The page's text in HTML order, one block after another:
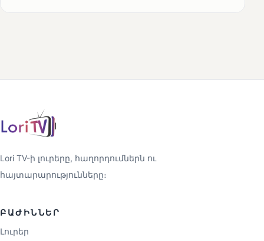
Lori TV-ի լուրերը, հաղորդումներն ու
հայտարարությունները։
ԲԱԺԻՆՆԵՐ
Լուրեր